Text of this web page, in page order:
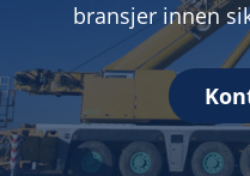
bransjer innen